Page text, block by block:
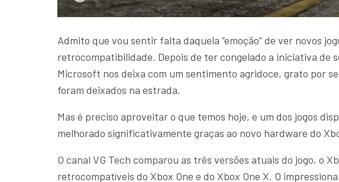
Admito que vou sentir falta daquela “emoção” de ver novos
retrocompatibilidade. Depois de ter congelado a iniciativa de
Microsoft nos deixa com um sentimento agridoce, grato por
foram deixados na estrada.
Mas é preciso aproveitar o que temos hoje, e um dos jogos
melhorado significativamente graças ao novo hardware do
O canal VG Tech comparou as três versões atuais do jogo, o
retrocompatíveis do Xbox One e do Xbox One X. O